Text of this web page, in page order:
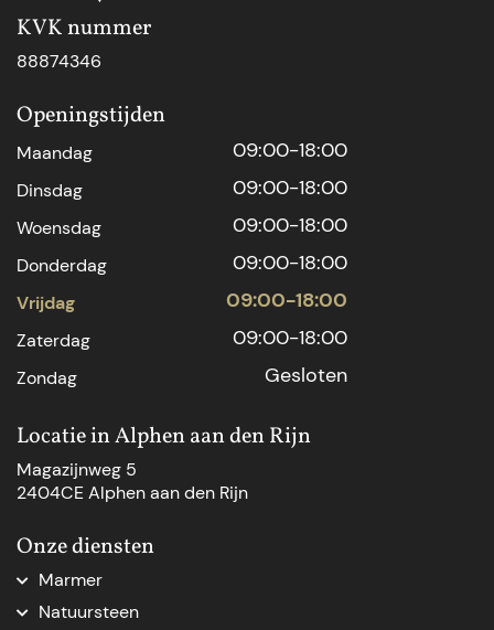
KVK nummer
88874346
Openingstijden
Maandag 09:00-18:00
Dinsdag 09:00-18:00
Woensdag 09:00-18:00
Donderdag 09:00-18:00
Vrijdag 09:00-18:00
Zaterdag 09:00-18:00
Zondag Gesloten
Locatie in Alphen aan den Rijn
Magazijnweg 5
2404CE Alphen aan den Rijn
Onze diensten
Marmer
Marmer aanrechtblad
Natuursteen